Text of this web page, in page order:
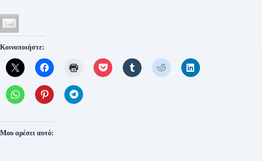
Κοινοποιήστε:
Μου αρέσει αυτό: